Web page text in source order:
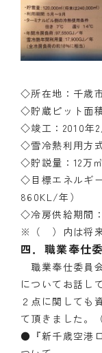
◇所在地：千歳
◇貯蔵ピット面
◇竣工：2010年
◇雪冷熱利用方
◇貯説量：12万㎥
◇目標エネルギ
860KL/年）
◇冷房供給期間
※（ ）内は将
四．職業奉仕
職業奉仕委員
についてお話し
２点に関しても
て頂きました。
●『新千歳空港